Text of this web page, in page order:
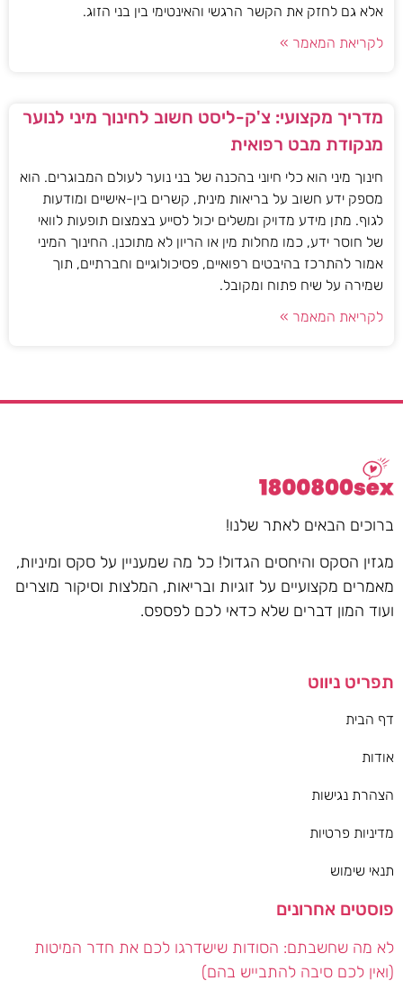
אלא גם לחזק את הקשר הרגשי והאינטימי בין בני הזוג.
לקריאת המאמר »
מדריך מקצועי: צ'ק-ליסט חשוב לחינוך מיני לנוער
מנקודת מבט רפואית
חינוך מיני הוא כלי חיוני בהכנה של בני נוער לעולם המבוגרים. הוא
מספק ידע חשוב על בריאות מינית, קשרים בין-אישיים ומודעות
לגוף. מתן מידע מדויק ומשלים יכול לסייע בצמצום תופעות לוואי
של חוסר ידע, כמו מחלות מין או הריון לא מתוכנן. החינוך המיני
אמור להתרכז בהיבטים רפואיים, פסיכולוגיים וחברתיים, תוך
שמירה על שיח פתוח ומקובל.
לקריאת המאמר »
ברוכים הבאים לאתר שלנו!
מגזין הסקס והיחסים הגדול! כל מה שמעניין על סקס ומיניות,
מאמרים מקצועיים על זוגיות ובריאות, המלצות וסיקור מוצרים
ועוד המון דברים שלא כדאי לכם לפספס.
תפריט ניווט
דף הבית
אודות
הצהרת נגישות
מדיניות פרטיות
תנאי שימוש
פוסטים אחרונים
לא מה שחשבתם: הסודות שישדרגו לכם את חדר המיטות
(ואין לכם סיבה להתבייש בהם)